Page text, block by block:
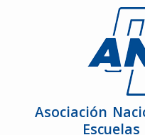
Asociación